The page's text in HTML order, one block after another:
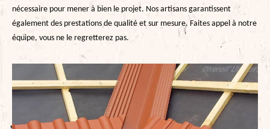
nécessaire pour mener à bien le projet. Nos artisans garantissent
également des prestations de qualité et sur mesure. Faites appel à notre
équipe, vous ne le regretterez pas.